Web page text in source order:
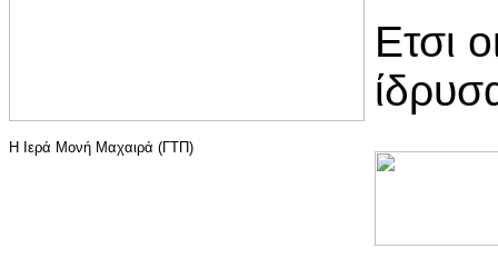
Η Ιερά Μονή Μαχαιρά (ΓΤΠ)
Ετσι